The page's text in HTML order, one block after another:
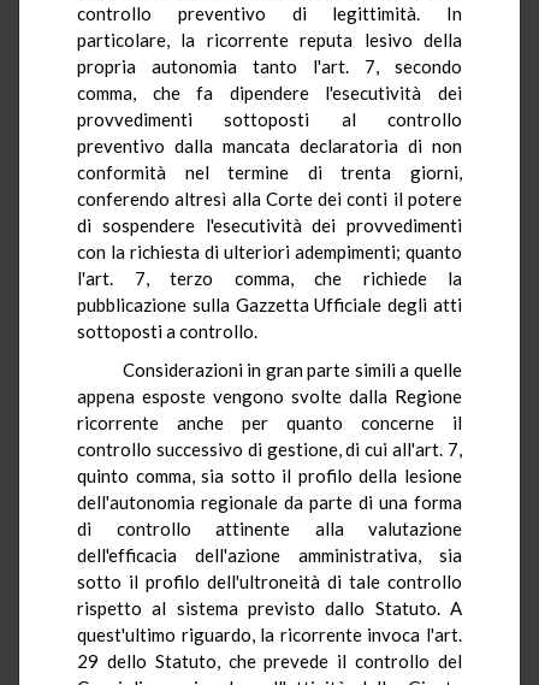
controllo preventivo di legittimità. In
particolare, la ricorrente reputa lesivo della
propria autonomia tanto l'art. 7, secondo
comma, che fa dipendere l'esecutività dei
provvedimenti sottoposti al controllo
preventivo dalla mancata declaratoria di non
conformità nel termine di trenta giorni,
conferendo altresì alla Corte dei conti il potere
di sospendere l'esecutività dei provvedimenti
con la richiesta di ulteriori adempimenti; quanto
l'art. 7, terzo comma, che richiede la
pubblicazione sulla Gazzetta Ufficiale degli atti
sottoposti a controllo.
Considerazioni in gran parte simili a quelle
appena esposte vengono svolte dalla Regione
ricorrente anche per quanto concerne il
controllo successivo di gestione, di cui all'art. 7,
quinto comma, sia sotto il profilo della lesione
dell'autonomia regionale da parte di una forma
di controllo attinente alla valutazione
dell'efficacia dell'azione amministrativa, sia
sotto il profilo dell'ultroneità di tale controllo
rispetto al sistema previsto dallo Statuto. A
quest'ultimo riguardo, la ricorrente invoca l'art.
29 dello Statuto, che prevede il controllo del